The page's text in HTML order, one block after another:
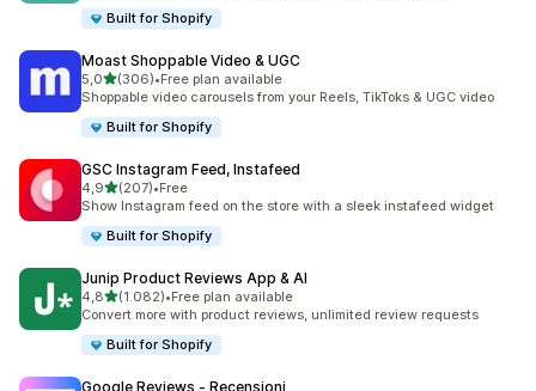
Built for Shopify
Moast Shoppable Video & UGC
5,0stelle su 5
(306)
306 recensioni totali
•Free plan available
Shoppable video carousels from your Reels, TikToks & UGC video
Built for Shopify
GSC Instagram Feed, Instafeed
4,9stelle su 5
(207)
207 recensioni totali
•Free
Show Instagram feed on the store with a sleek instafeed widget
Built for Shopify
Junip Product Reviews App & AI
4,8stelle su 5
(1.082)
1082 recensioni totali
•Free plan available
Convert more with product reviews, unlimited review requests
Built for Shopify
Google Reviews ‑ Recensioni